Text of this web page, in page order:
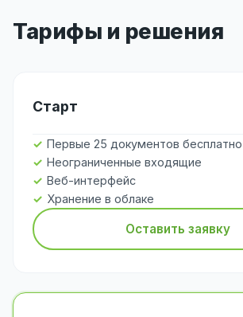
Тарифы и решения
Старт
Первые 25 документов бесплатно
Неограниченные входящие
Веб-интерфейс
Хранение в облаке
Оставить заявку